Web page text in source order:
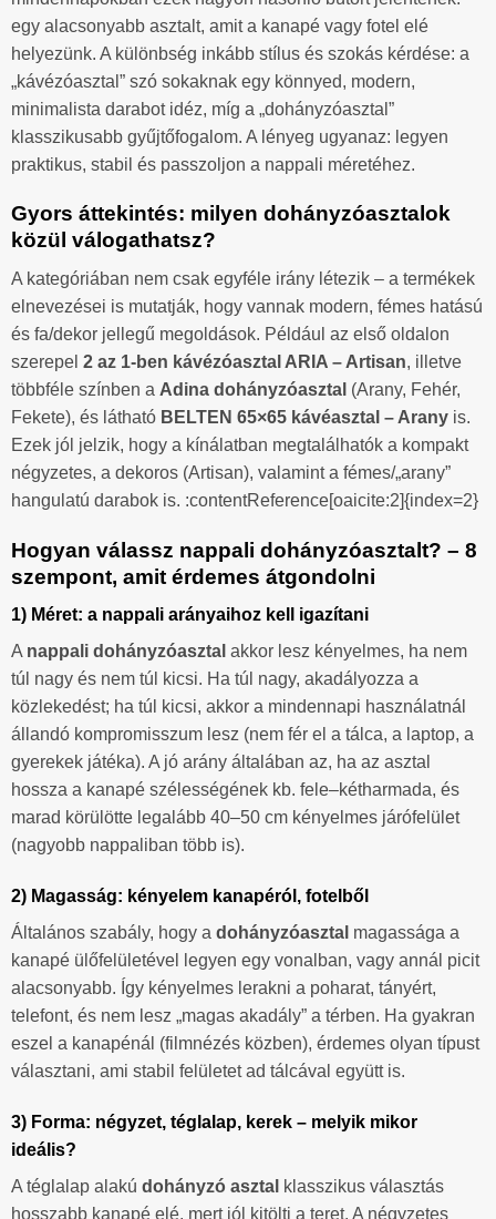
egy alacsonyabb asztalt, amit a kanapé vagy fotel elé
helyezünk. A különbség inkább stílus és szokás kérdése: a
„kávézóasztal” szó sokaknak egy könnyed, modern,
minimalista darabot idéz, míg a „dohányzóasztal”
klasszikusabb gyűjtőfogalom. A lényeg ugyanaz: legyen
praktikus, stabil és passzoljon a nappali méretéhez.
Gyors áttekintés: milyen dohányzóasztalok
közül válogathatsz?
A kategóriában nem csak egyféle irány létezik – a termékek
elnevezései is mutatják, hogy vannak modern, fémes hatású
és fa/dekor jellegű megoldások. Például az első oldalon
szerepel 2 az 1-ben kávézóasztal ARIA – Artisan, illetve
többféle színben a Adina dohányzóasztal (Arany, Fehér,
Fekete), és látható BELTEN 65×65 kávéasztal – Arany is.
Ezek jól jelzik, hogy a kínálatban megtalálhatók a kompakt
négyzetes, a dekoros (Artisan), valamint a fémes/„arany”
hangulatú darabok is. :contentReference[oaicite:2]{index=2}
Hogyan válassz nappali dohányzóasztalt? – 8
szempont, amit érdemes átgondolni
1) Méret: a nappali arányaihoz kell igazítani
A nappali dohányzóasztal akkor lesz kényelmes, ha nem
túl nagy és nem túl kicsi. Ha túl nagy, akadályozza a
közlekedést; ha túl kicsi, akkor a mindennapi használatnál
állandó kompromisszum lesz (nem fér el a tálca, a laptop, a
gyerekek játéka). A jó arány általában az, ha az asztal
hossza a kanapé szélességének kb. fele–kétharmada, és
marad körülötte legalább 40–50 cm kényelmes járófelület
(nagyobb nappaliban több is).
2) Magasság: kényelem kanapéról, fotelből
Általános szabály, hogy a dohányzóasztal magassága a
kanapé ülőfelületével legyen egy vonalban, vagy annál picit
alacsonyabb. Így kényelmes lerakni a poharat, tányért,
telefont, és nem lesz „magas akadály” a térben. Ha gyakran
eszel a kanapénál (filmnézés közben), érdemes olyan típust
választani, ami stabil felületet ad tálcával együtt is.
3) Forma: négyzet, téglalap, kerek – melyik mikor
ideális?
A téglalap alakú dohányzó asztal klasszikus választás
hosszabb kanapé elé, mert jól kitölti a teret. A négyzetes